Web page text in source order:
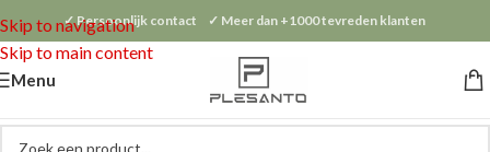
Skip to navigation
Skip to main content
✓ Persoonlijk contact ✓ Meer dan +1000 tevreden klanten
Menu